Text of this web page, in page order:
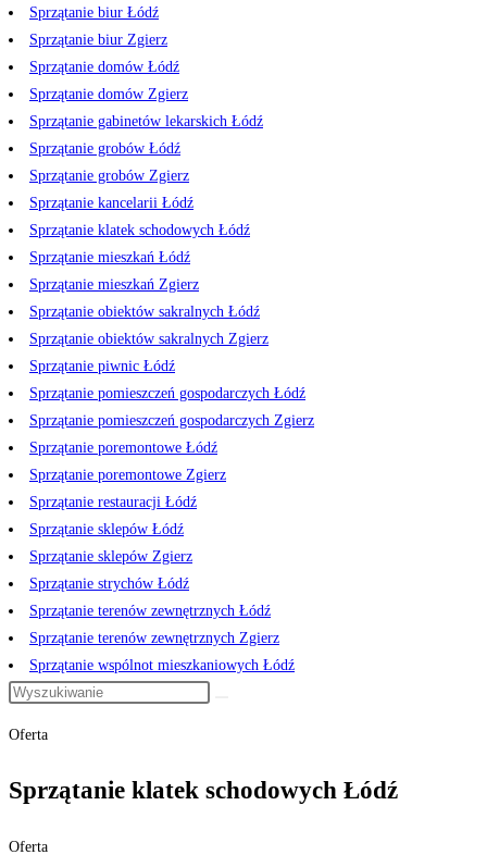
Sprzątanie biur Łódź
Sprzątanie biur Zgierz
Sprzątanie domów Łódź
Sprzątanie domów Zgierz
Sprzątanie gabinetów lekarskich Łódź
Sprzątanie grobów Łódź
Sprzątanie grobów Zgierz
Sprzątanie kancelarii Łódź
Sprzątanie klatek schodowych Łódź
Sprzątanie mieszkań Łódź
Sprzątanie mieszkań Zgierz
Sprzątanie obiektów sakralnych Łódź
Sprzątanie obiektów sakralnych Zgierz
Sprzątanie piwnic Łódź
Sprzątanie pomieszczeń gospodarczych Łódź
Sprzątanie pomieszczeń gospodarczych Zgierz
Sprzątanie poremontowe Łódź
Sprzątanie poremontowe Zgierz
Sprzątanie restauracji Łódź
Sprzątanie sklepów Łódź
Sprzątanie sklepów Zgierz
Sprzątanie strychów Łódź
Sprzątanie terenów zewnętrznych Łódź
Sprzątanie terenów zewnętrznych Zgierz
Sprzątanie wspólnot mieszkaniowych Łódź
Oferta
Sprzątanie klatek schodowych Łódź
Oferta